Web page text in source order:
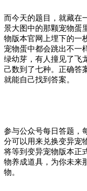
而今天的题目，就藏在
景大图中的那颗宠物蛋
物版本官网上埋下的
宠物蛋中都会跳出不一
绿幼芽，有人撞见了飞
己数到了七种。正确答
就能自己找到答案。
参与公众号每日答题，
分可以用来兑换变异宠
将等到变异宠物版本正
物养成道具，为你未来
物。